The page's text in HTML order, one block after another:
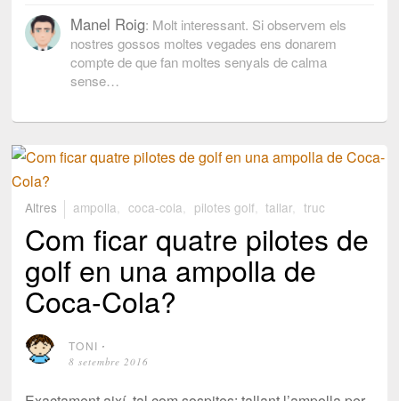
Manel Roig: Molt interessant. Si observem els
nostres gossos moltes vegades ens donarem
compte de que fan moltes senyals de calma
sense…
Altres ampolla coca-cola pilotes golf, tallar truc
Com ficar quatre pilotes de
golf en una ampolla de
Coca-Cola?
TONI ⋅
8 setembre 2016